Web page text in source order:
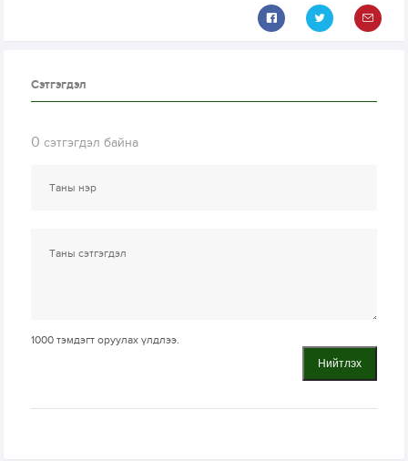
Сэтгэгдэл
0 сэтгэгдэл байна
1000 тэмдэгт оруулах үлдлээ.
Нийтлэх